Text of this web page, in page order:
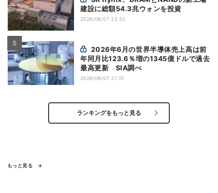
建設に総額54.3兆ウォンを投資
2026/08/07 22:53
年同月比123.6％増の1345億ドルで過去
最高更新 SIA調べ
2026/08/07 21:01
ランキングをもっと見る
もっと見る